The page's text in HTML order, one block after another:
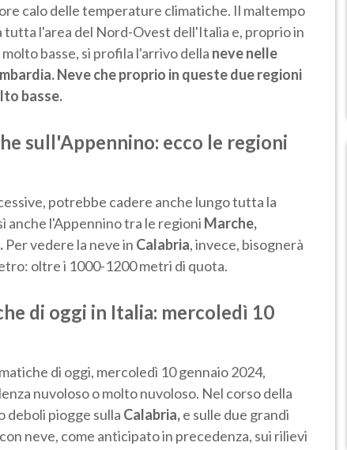
calo delle temperature climatiche. Il maltempo
l'area del Nord-Ovest dell'Italia e, proprio in
basse, si profila l'arrivo della neve nelle
Neve che proprio in queste due regioni
basse.
sull'Appennino: ecco le regioni
potrebbe cadere anche lungo tutta la
anche l'Appennino tra le regioni Marche,
Per vedere la neve in Calabria, invece, bisognerà
oltre i 1000-1200 metri di quota.
di oggi in Italia: mercoledì 10
di oggi, mercoledì 10 gennaio 2024,
nuvoloso o molto nuvoloso. Nel corso della
deboli piogge sulla Calabria,e sulle due grandi
con neve, come anticipato in precedenza, sui rilievi